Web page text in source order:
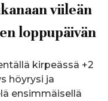
viileän
loppupäivän
kirpeässä +2
höyrysi ja
ensimmäisellä